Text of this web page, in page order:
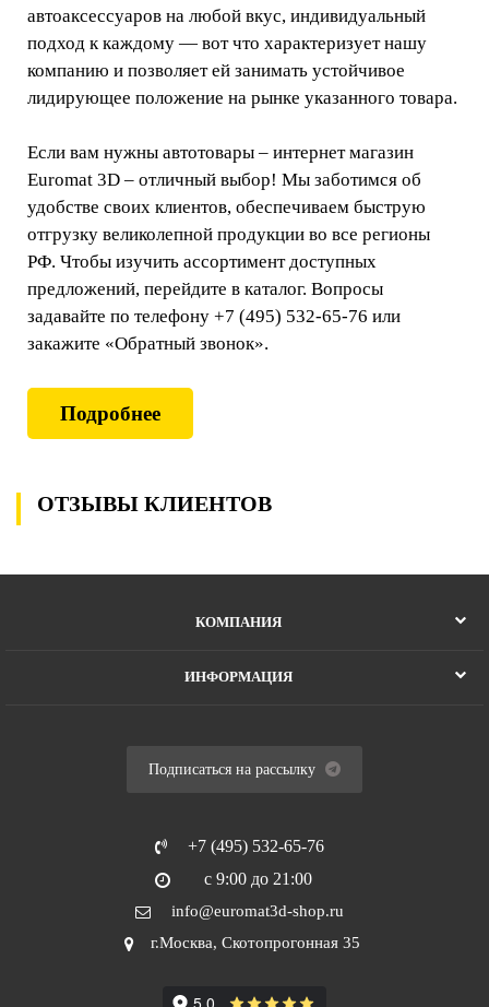
автоаксессуаров на любой вкус, индивидуальный
подход к каждому — вот что характеризует нашу
компанию и позволяет ей занимать устойчивое
лидирующее положение на рынке указанного товара.
Если вам нужны автотовары – интернет магазин
Euromat 3D – отличный выбор! Мы заботимся об
удобстве своих клиентов, обеспечиваем быструю
отгрузку великолепной продукции во все регионы
РФ. Чтобы изучить ассортимент доступных
предложений, перейдите в каталог. Вопросы
задавайте по телефону +7 (495) 532-65-76 или
закажите «Обратный звонок».
Подробнее
ОТЗЫВЫ КЛИЕНТОВ
КОМПАНИЯ
ИНФОРМАЦИЯ
Подписаться на рассылку
+7 (495) 532-65-76
с 9:00 до 21:00
info@euromat3d-shop.ru
г.Москва, Скотопрогонная 35